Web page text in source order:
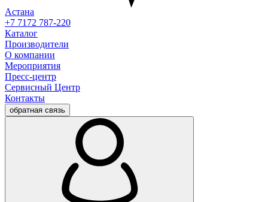
Астана
+7 7172 787-220
Каталог
Производители
О компании
Мероприятия
Пресс-центр
Сервисный Центр
Контакты
обратная связь